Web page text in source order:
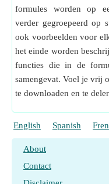
formules worden op
verder gegroepeerd op
ook voorbeelden voor
het einde worden
functies die in de
samengevat. Voel je vrij
te downloaden en te
English Spanish
About
Contact